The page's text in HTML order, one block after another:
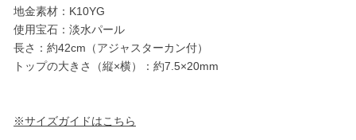
地金素材：K10YG
使用宝石：淡水パール
長さ：約42cm（アジャスターカン付）
トップの大きさ（縦×横）：約7.5×20mm
※サイズガイドはこちら